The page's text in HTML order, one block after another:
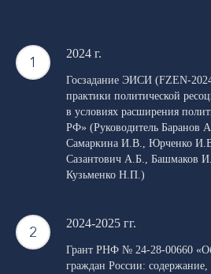
2024 г.
Госзадание ЭИСИ (FZEN-
практики политической
в условиях расширения
РФ» (Руководитель Баранов
Самаркина И.В., Юрченко
Сазантович А.Б., Башмаков
Кузьменко Н.П.)
2024-2025 гг.
Грант РНФ № 24-28-00660
граждан России: